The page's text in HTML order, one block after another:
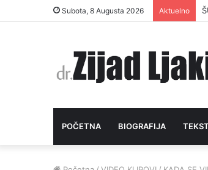
Subota, 8 Augusta 2026 Aktuelno
POČETNA BIOGRAFIJA